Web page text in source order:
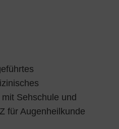
Sehschule und
für Augenheilkunde